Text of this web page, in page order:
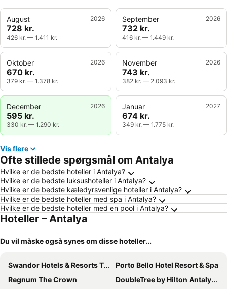
August 2026
728 kr.
426 kr. — 1.411 kr.
September 2026
732 kr.
416 kr. — 1.449 kr.
Oktober 2026
670 kr.
379 kr. — 1.378 kr.
November 2026
743 kr.
382 kr. — 2.093 kr.
December 2026
595 kr.
330 kr. — 1.290 kr.
Januar 2027
674 kr.
349 kr. — 1.775 kr.
Vis flere
Ofte stillede spørgsmål om Antalya
Hvilke er de bedste hoteller i Antalya?
Hvilke er de bedste luksushoteller i Antalya?
Hvilke er de bedste kæledyrsvenlige hoteller i Antalya?
Hvilke er de bedste hoteller med spa i Antalya?
Hvilke er de bedste hoteller med en pool i Antalya?
Hoteller – Antalya
Du vil måske også synes om disse hoteller...
Swandor Hotels & Resorts Topkapi Palace
Porto Bello Hotel Resort & Spa
Regnum The Crown
DoubleTree by Hilton Antalya City Centre